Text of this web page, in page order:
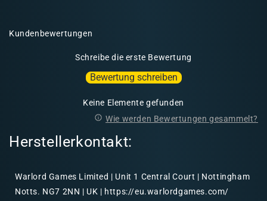
Kundenbewertungen
Schreibe die erste Bewertung
Bewertung schreiben
Keine Elemente gefunden
Wie werden Bewertungen gesammelt?
Herstellerkontakt:
Warlord Games Limited | Unit 1 Central Court | Nottingham
Notts. NG7 2NN | UK | https://eu.warlordgames.com/